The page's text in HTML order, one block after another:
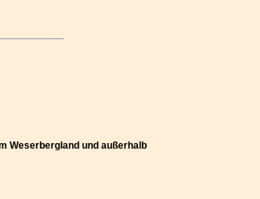
Weserbergland und außerhalb